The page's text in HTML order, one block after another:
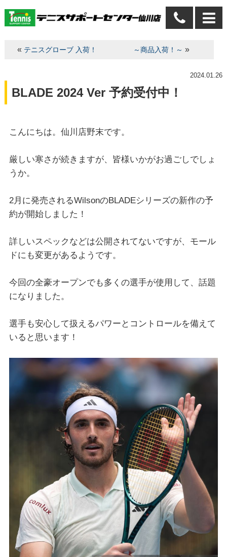
« テニスグローブ 入荷！ ～商品入荷！～ »
2024.01.26
BLADE 2024 Ver 予約受付中！
こんにちは。仙川店野末です。
厳しい寒さが続きますが、皆様いかがお過ごしでしょ
うか。
2月に発売されるWilsonのBLADEシリーズの新作の予
約が開始しました！
詳しいスペックなどは公開されてないですが、モール
ドにも変更があるようです。
今回の全豪オープンでも多くの選手が使用して、話題
になりました。
選手も安心して扱えるパワーとコントロールを備えて
いると思います！